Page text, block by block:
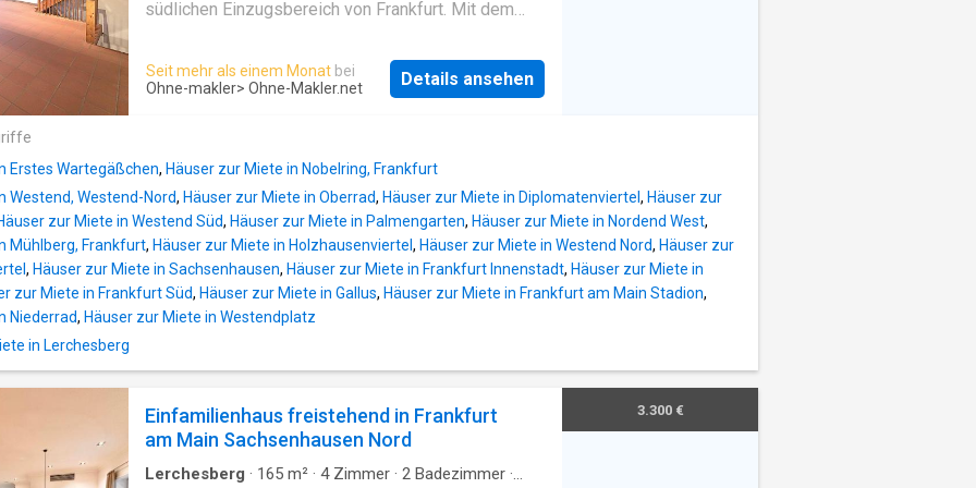
Erreichbarkeit und attraktiven Anbindungen, Erleben
vereinbaren Sie noch heute einen
Besichtigungstermin und entdecken Sie Ihr neues
südlichen Einzugsbereich von Frankfurt. Mit dem
ca. 15 Minuten sowie den Frankfurter Flughafen
innerhalb von 20 Minuten. Sie haben auch einen
10 Minuten zu Fuß zu erreichen. Der sehr nah
gelegene Stadtwald lädt zum Spazierengehen und
Joggen ein. Das Haus ist modern und großzügig
gestaltet. Der unkonventionelle Innenausbau
erfolgte unter ökologischen Gesichtspunkten und
erstklassigen Materialien. Die naturbelassenen
Balken, die weißen Wände und die Terrakottafliesen
abgestimmt und geben dem Haus eine besondere,
ermöglichen bodentiefe Fenster und große Türen zur
Terrasse. Die offene und moderne Küche und der
Essbereich sind knapp 4
Seit mehr als einem Monat bei
Ohne-makler> Ohne-Makler.net Details ansehen
Erstes Wartegäßchen, Häuser zur Miete in Nobelring, Frankfurt
Westend, Westend-Nord, Häuser zur Miete in Oberrad, Häuser zur Miete in Diplomatenviertel , Häuser zur
zur Miete in Westend Süd, Häuser zur Miete in Palmengarten, Häuser zur Miete in Nordend West,
Mühlberg, Frankfurt, Häuser zur Miete in Holzhausenviertel , Häuser zur Miete in Westend Nord, Häuser zur
, Häuser zur Miete in Sachsenhausen, Häuser zur Miete in Frankfurt Innenstadt, Häuser zur Miete in
zur Miete in Frankfurt Süd, Häuser zur Miete in Gallus, Häuser zur Miete in Frankfurt am Main Stadion,
Niederrad, Häuser zur Miete in Westendplatz
in Lerchesberg
Einfamilienhaus freistehend in Frankfurt
am Main Sachsenhausen Nord
Lerchesberg · 165 m² · 4Zimmer · 2 Badezimmer ·
3.300 €